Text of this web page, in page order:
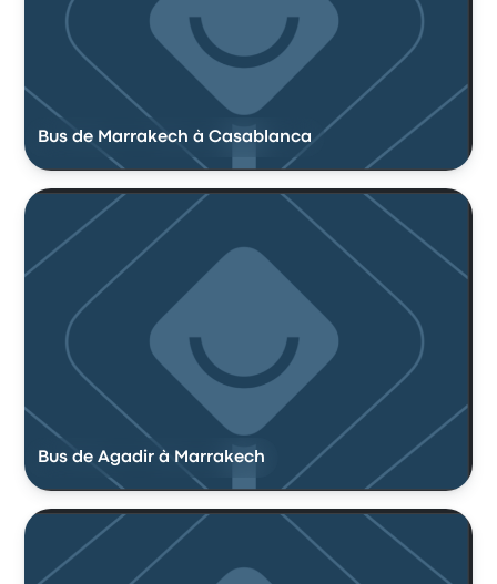
Bus de Marrakech à Casablanca
Bus de Agadir à Marrakech